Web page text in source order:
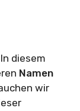
In diesem
Namen
wir